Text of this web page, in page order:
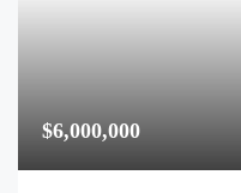
$6,000,000